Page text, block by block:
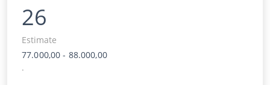
26
Estimate
77.000,00 - 88.000,00
.